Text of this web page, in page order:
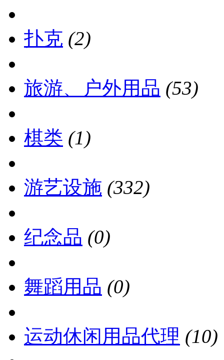
扑克 (2)
旅游、户外用品 (53)
棋类 (1)
游艺设施 (332)
纪念品 (0)
舞蹈用品 (0)
运动休闲用品代理 (10)